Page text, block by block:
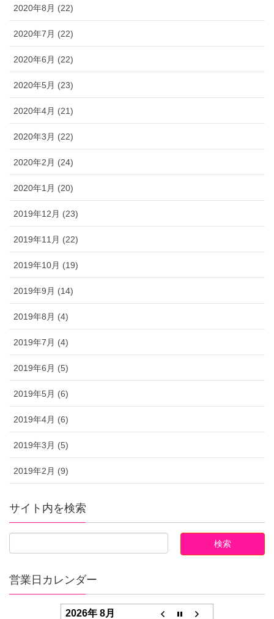
2020年8月 (22)
2020年7月 (22)
2020年6月 (22)
2020年5月 (23)
2020年4月 (21)
2020年3月 (22)
2020年2月 (24)
2020年1月 (20)
2019年12月 (23)
2019年11月 (22)
2019年10月 (19)
2019年9月 (14)
2019年8月 (4)
2019年7月 (4)
2019年6月 (5)
2019年5月 (6)
2019年4月 (6)
2019年3月 (5)
2019年2月 (9)
サイト内を検索
営業日カレンダー
2026年 8月